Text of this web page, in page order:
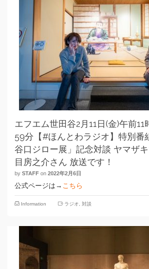
エフエム世田谷2月11日(金)午前11
59分【#ほんとわラジオ】特別番
谷口ジロー展」記念対談 ヤマザ
目房之介さん 放送です！
by STAFF on 2022年2月6日
公式ページは→ こちら
Information ラジオ 対談